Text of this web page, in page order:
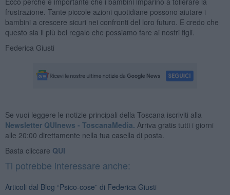
frustrazione. Tante piccole azioni quotidiane possono aiutare i
bambini a crescere sicuri nei confronti del loro futuro. E credo che
questo sia il più bel regalo che possiamo fare ai nostri figli.
Federica Giusti
Se vuoi leggere le notizie principali della Toscana iscriviti alla
Newsletter QUInews - ToscanaMedia. Arriva gratis tutti i giorni
alle 20:00 direttamente nella tua casella di posta.
Basta cliccare QUI
Ti potrebbe interessare anche:
Articoli dal Blog “Psico-cose” di Federica Giusti